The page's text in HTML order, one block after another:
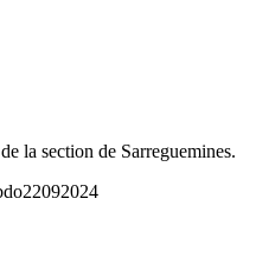
de la section de Sarreguemines.